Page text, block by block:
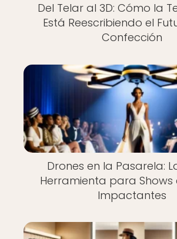
Del Telar al 3D: Cómo la
Está Reescribiendo el
Confección
Drones en la Pasarela:
Herramienta para Shows
Impactantes